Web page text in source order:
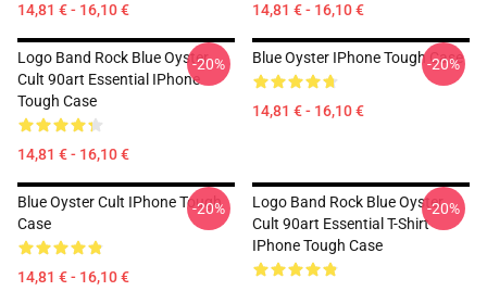
14,81 € - 16,10 € 14,81 € - 16,10 €
Logo Band Rock Blue Oyster
Cult 90art Essential IPhone
Tough Case
14,81 € - 16,10 €
-20% Blue Oyster IPhone Tough Case
14,81 € - 16,10 €
-20%
Blue Oyster Cult IPhone Tough
Case
14,81 € - 16,10 €
-20%
Logo Band Rock Blue Oyster
Cult 90art Essential T-Shirt
IPhone Tough Case
-20%